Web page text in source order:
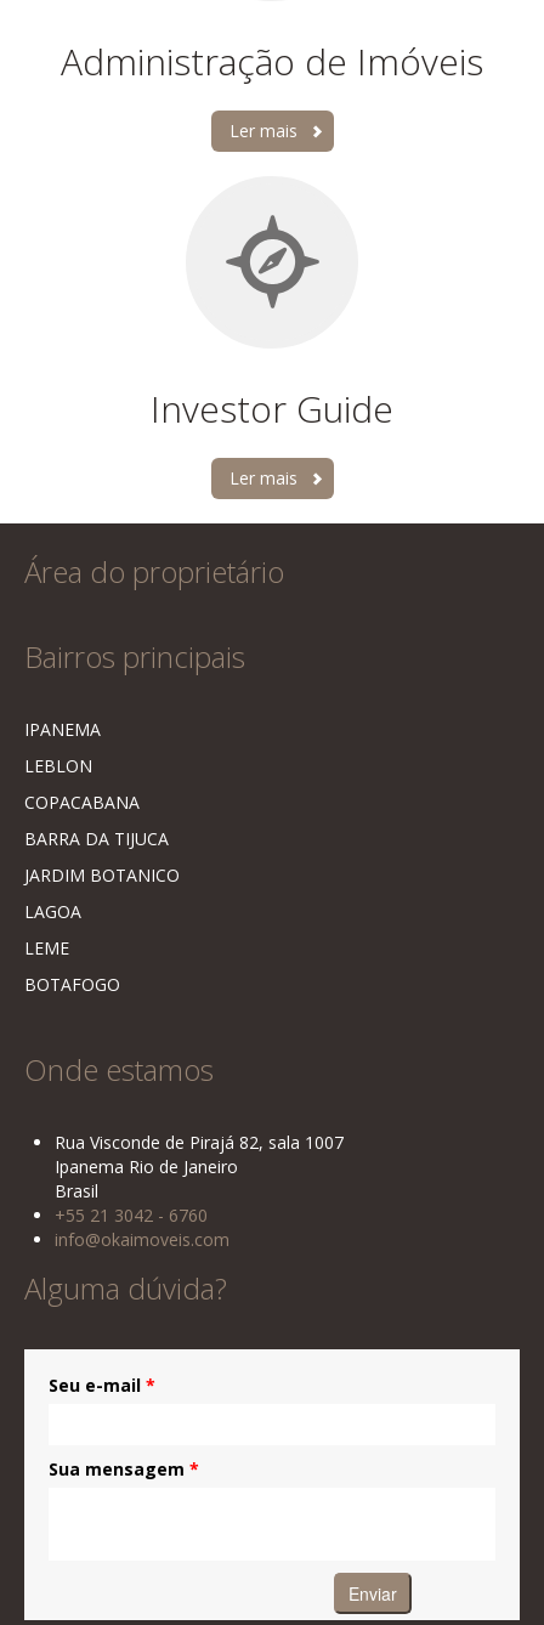
Administração de Imóveis
Ler mais
Investor Guide
Ler mais
Área do proprietário
Bairros principais
IPANEMA
LEBLON
COPACABANA
BARRA DA TIJUCA
JARDIM BOTANICO
LAGOA
LEME
BOTAFOGO
Onde estamos
Rua Visconde de Pirajá 82, sala 1007
Ipanema Rio de Janeiro
Brasil
+55 21 3042 - 6760
info@okaimoveis.com
Alguma dúvida?
Seu e-mail *
Sua mensagem *